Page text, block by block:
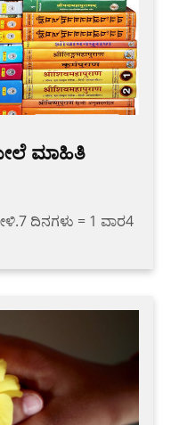
ಮಾಹಿತಿ
ದಿನಗಳು = 1 ವಾರ4